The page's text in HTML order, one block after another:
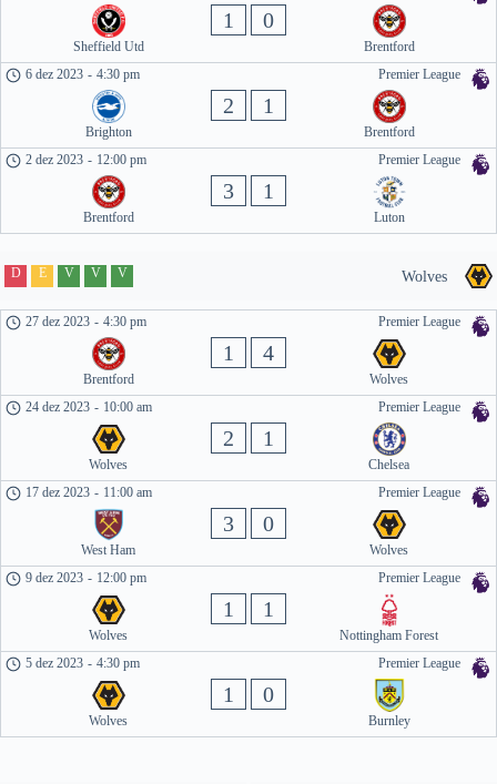
Sheffield Utd
1 0
Brentford
Premier League
6 dez 2023 - 4:30 pm
Brighton
2 1
Brentford
Premier League
2 dez 2023 - 12:00 pm
Brentford
3 1
Luton
Wolves
D E V V V
Premier League
27 dez 2023 - 4:30 pm
Brentford
1 4
Wolves
Premier League
24 dez 2023 - 10:00 am
Wolves
2 1
Chelsea
Premier League
17 dez 2023 - 11:00 am
West Ham
3 0
Wolves
Premier League
9 dez 2023 - 12:00 pm
Wolves
1 1
Nottingham Forest
Premier League
5 dez 2023 - 4:30 pm
Wolves
1 0
Burnley